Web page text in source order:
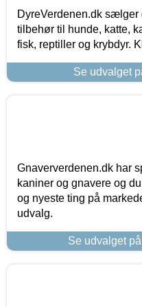
DyreVerdenen.dk sælger
tilbehør til hunde, katte,
fisk, reptiller og krybdyr.
Se udvalget
Gnaververdenen.dk har
kaniner og gnavere og
og nyeste ting på
udvalg.
Se udvalget